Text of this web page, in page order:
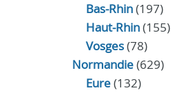
Bas-Rhin(197)
Haut-Rhin(155)
Vosges(78)
Normandie(629)
Eure(132)